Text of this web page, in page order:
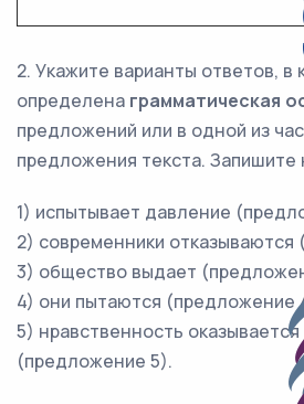
2. Укажите варианты ответов, в
определена грамматическая
предложений или в одной из
предложения текста. Запишите
1) испытывает давление
2) современники
3) общество выдает
4) они пытаются (предложение
5) нравственность оказывается
(предложение 5).